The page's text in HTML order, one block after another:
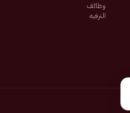
وظائف
الترفيه